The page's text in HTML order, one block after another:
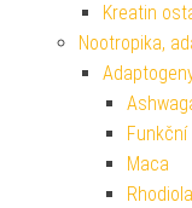
Kreatin
Nootropika,
Maca